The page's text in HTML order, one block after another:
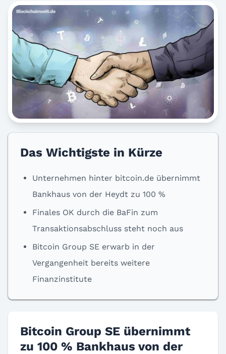
Das Wichtigste in Kürze
Unternehmen hinter bitcoin.de übernimmt
Bankhaus von der Heydt zu 100 %
Finales OK durch die BaFin zum
Transaktionsabschluss steht noch aus
Bitcoin Group SE erwarb in der
Vergangenheit bereits weitere
Finanzinstitute
Bitcoin Group SE übernimmt
zu 100 % Bankhaus von der